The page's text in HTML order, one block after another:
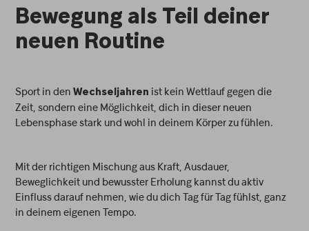
Bewegung als Teil deiner
neuen Routine
Sport in denWechseljahren ist kein Wettlauf gegen die
Zeit, sondern eine Möglichkeit, dich in dieser neuen
Lebensphase stark und wohl in deinem Körper zu fühlen.
Mit der richtigen Mischung aus Kraft, Ausdauer,
Beweglichkeit und bewusster Erholung kannst du aktiv
Einfluss darauf nehmen, wie du dich Tag für Tag fühlst, ganz
in deinem eigenen Tempo.